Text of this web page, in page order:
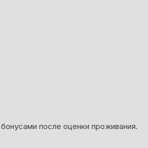
после оценки проживания.